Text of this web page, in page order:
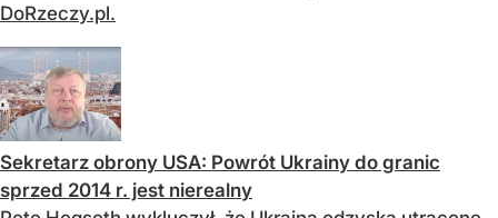
DoRzeczy.pl.
Sekretarz obrony USA: Powrót Ukrainy do granic
sprzed 2014 r. jest nierealny